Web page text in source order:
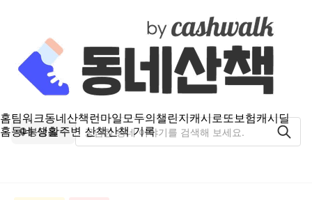
홈팀워크동네산책런마일모두의챌린지캐시로또보험캐시딜
홈동네 생활주변 산책산책 기록
봉담읍